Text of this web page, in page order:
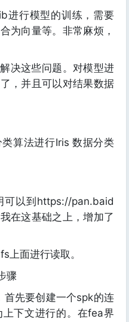
进行模型的训练，需要
为向量等。非常麻烦，
决这些问题。对模型进
，并且可以对结果数据
算法进行Iris 数据分类
可以到https://pan.baid
在这基础之上，增加了
上面进行读取。
骤
首先要创建一个spk的连
下文进行的。在fea界